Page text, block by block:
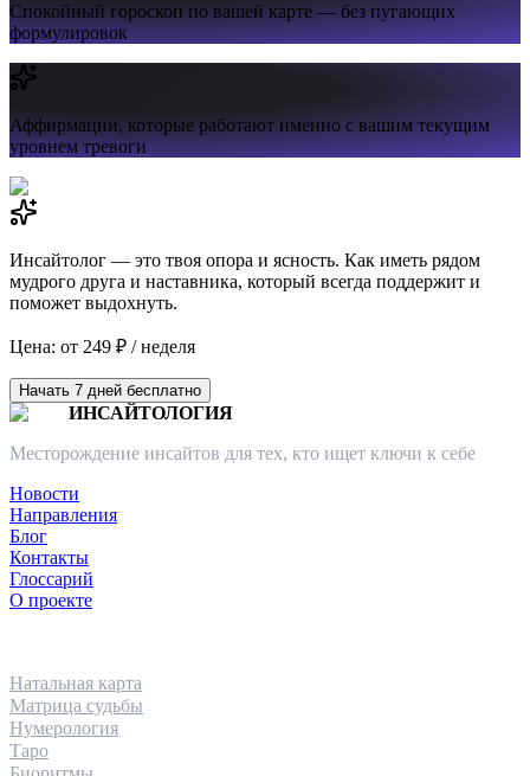
Спокойный гороскоппо вашей карте — без пугающих
формулировок
Аффирмации,которые работают именно с вашим текущим
уровнем тревоги
Инсайтолог — это твоя опора и ясность. Как иметь рядом
мудрого друга и наставника, который всегда поддержит и
поможет выдохнуть.
Цена: от 249 ₽ / неделя
Начать 7 дней бесплатно
ИНСАЙТОЛОГИЯ
Месторождение инсайтов для тех, кто ищет ключи к себе
Новости
Направления
Блог
Контакты
Глоссарий
О проекте
Натальная карта
Матрица судьбы
Нумерология
Таро